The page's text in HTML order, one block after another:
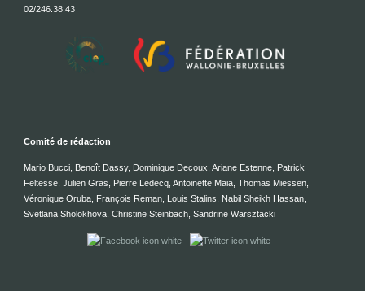
02/246.38.43
Comité de rédaction
Mario Bucci, Benoît Dassy, Dominique Decoux, Ariane Estenne, Patrick
Feltesse, Julien Gras, Pierre Ledecq, Antoinette Maia, Thomas Miessen,
Véronique Oruba, François Reman, Louis Stalins, Nabil Sheikh Hassan,
Svetlana Sholokhova, Christine Steinbach, Sandrine Warsztacki